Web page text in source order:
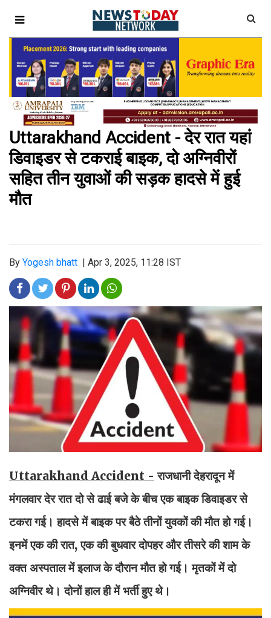
Uttarakhand Accident - देर रात यहां
डिवाइडर से टकराई बाइक, दो अग्निवीरों
सहित तीन युवाओं की सड़क हादसे में हुई
मौत
By Yogesh bhatt Apr 3, 2025, 11:28 IST
Uttarakhand Accident - राजधानी देहरादून में
मंगलवार देर रात दो से ढाई बजे के बीच एक बाइक डिवाइडर से
टकरा गई। हादसे में बाइक पर बैठे तीनों युवकों की मौत हो गई।
इनमें एक की रात, एक की बुधवार दोपहर और तीसरे की शाम के
वक्त अस्पताल में इलाज के दौरान मौत हो गई। मृतकों में दो
अग्निवीर थे। दोनों हाल ही में भर्ती हुए थे।